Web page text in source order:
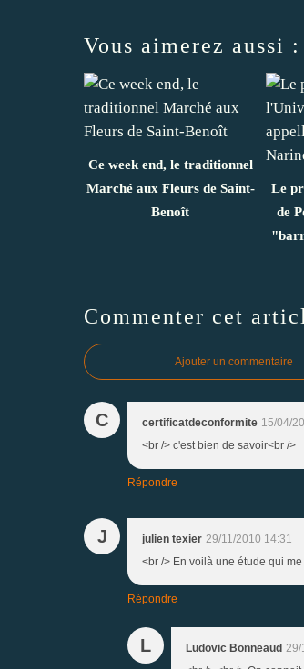
Vous aimerez aussi :
Ce week end, le traditionnel
Marché aux Fleurs de Saint-
Benoît
Le
de
Commenter cet
Ajouter un commentaire
C certificatdeconformite 15/04/
<br /> c'est bien de savoir<br />
Répondre
J julien texier 29/11/2010 14:31
<br /> En voilà une étude qui
Répondre
L Ludovic Bonneaud 29/